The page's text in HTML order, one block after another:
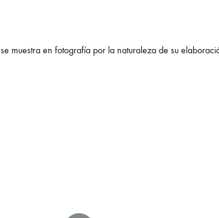
muestra en fotografía por la naturaleza de su